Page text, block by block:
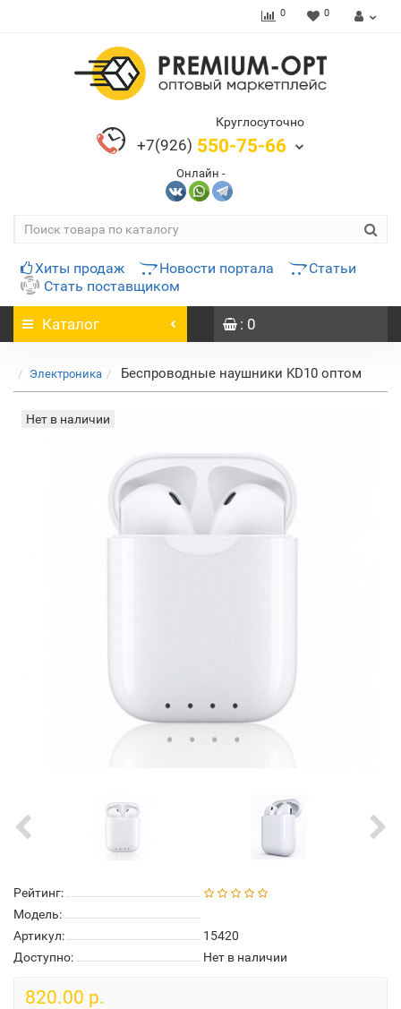
0 0
Круглосуточно
+7(926) 550-75-66
Онлайн -
Хиты продаж Новости портала
Статьи
Стать поставщиком
Каталог : 0
Электроника Беспроводные наушники KD10 оптом
Нет в наличии
Рейтинг:
Модель:
Артикул:
15420
Доступно:
Нет в наличии
820.00 р.